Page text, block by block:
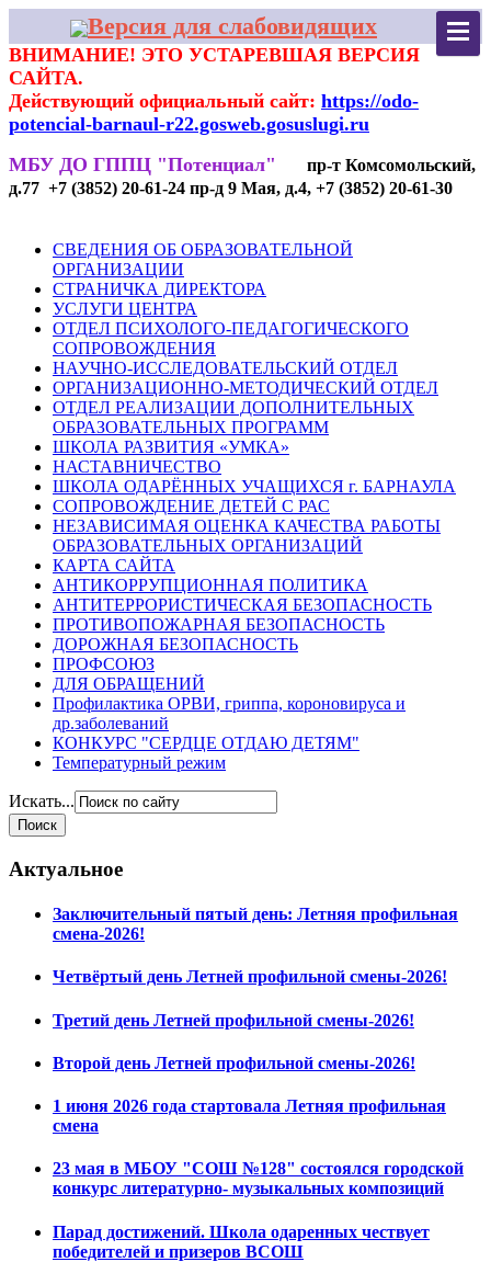
Версия для слабовидящих
ВНИМАНИЕ! ЭТО УСТАРЕВШАЯ ВЕРСИЯ
САЙТА.
Действующий официальный сайт: https://odo-
potencial-barnaul-r22.gosweb.gosuslugi.ru
МБУ ДО ГППЦ "Потенциал"
пр-т Комсомольский,
д.77 +7 (3852) 20-61-24 пр-д 9 Мая, д.4, +7 (3852) 20-61-30
СВЕДЕНИЯ ОБ ОБРАЗОВАТЕЛЬНОЙ
ОРГАНИЗАЦИИ
СТРАНИЧКА ДИРЕКТОРА
УСЛУГИ ЦЕНТРА
ОТДЕЛ ПСИХОЛОГО-ПЕДАГОГИЧЕСКОГО
СОПРОВОЖДЕНИЯ
НАУЧНО-ИССЛЕДОВАТЕЛЬСКИЙ ОТДЕЛ
ОРГАНИЗАЦИОННО-МЕТОДИЧЕСКИЙ ОТДЕЛ
ОТДЕЛ РЕАЛИЗАЦИИ ДОПОЛНИТЕЛЬНЫХ
ОБРАЗОВАТЕЛЬНЫХ ПРОГРАММ
ШКОЛА РАЗВИТИЯ «УМКА»
НАСТАВНИЧЕСТВО
ШКОЛА ОДАРЁННЫХ УЧАЩИХСЯ г. БАРНАУЛА
СОПРОВОЖДЕНИЕ ДЕТЕЙ С РАС
НЕЗАВИСИМАЯ ОЦЕНКА КАЧЕСТВА РАБОТЫ
ОБРАЗОВАТЕЛЬНЫХ ОРГАНИЗАЦИЙ
КАРТА САЙТА
АНТИКОРРУПЦИОННАЯ ПОЛИТИКА
АНТИТЕРРОРИСТИЧЕСКАЯ БЕЗОПАСНОСТЬ
ПРОТИВОПОЖАРНАЯ БЕЗОПАСНОСТЬ
ДОРОЖНАЯ БЕЗОПАСНОСТЬ
ПРОФСОЮЗ
ДЛЯ ОБРАЩЕНИЙ
Профилактика ОРВИ, гриппа, короновируса и
др.заболеваний
КОНКУРС "СЕРДЦЕ ОТДАЮ ДЕТЯМ"
Температурный режим
Искать...
Актуальное
Заключительный пятый день: Летняя профильная
смена-2026!
Четвёртый день Летней профильной смены-2026!
Третий день Летней профильной смены-2026!
Второй день Летней профильной смены-2026!
1 июня 2026 года стартовала Летняя профильная
смена
23 мая в МБОУ "СОШ №128" состоялся городской
конкурс литературно- музыкальных композиций
Парад достижений. Школа одаренных чествует
победителей и призеров ВСОШ